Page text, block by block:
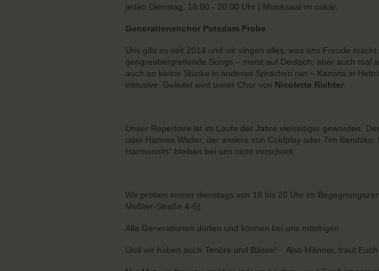
jeden Dienstag, 18:00 - 20:00 Uhr | Musiksaal im oskar.
Generationenchor Potsdam Probe
Uns gibt es seit 2014 und wir singen alles, was uns Freude
gengreübergreifende Songs – meist auf Deutsch, aber auch mal
auch an kleine Stücke in anderen Sprachen ran – Kanons in
inklusive. Geleitet wird unser Chor von Nicolette Richter
Unser Repertoire ist im Laufe der Jahre vielseitiger geworden.
oder Hannes Wader, der andere von Coldplay oder Tim
Harmonists“ bleiben bei uns nicht verschont.
Wir proben immer dienstags von 18 bis 20 Uhr im
Meßter-Straße 4-6).
Alle Generationen dürfen und können bei uns mitsingen.
Und wir haben auch Tenöre und Bässe! Also Männer, traut